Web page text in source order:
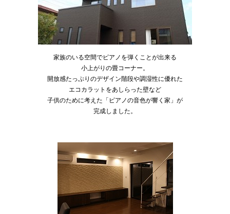
家族のいる空間でピアノを弾くことが出来る
小上がりの畳コーナー。
開放感たっぷりのデザイン階段や調湿性に優れた
エコカラットをあしらった壁など
子供のために考えた「ピアノの音色が響く家」が
完成しました。